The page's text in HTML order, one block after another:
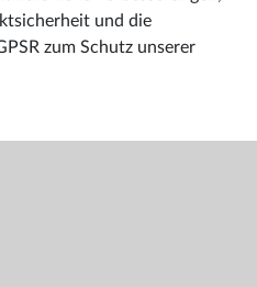
und die
zum Schutz unserer